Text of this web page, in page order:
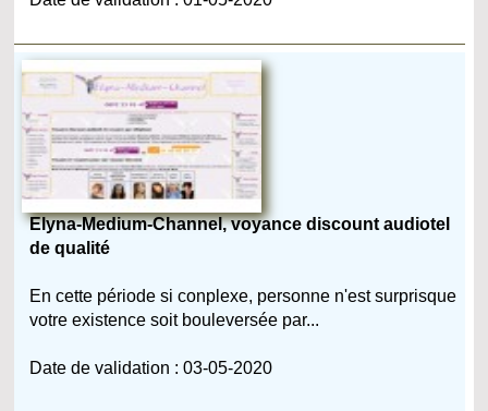
Elyna-Medium-Channel, voyance discount audiotel
de qualité
En cette période si conplexe, personne n'est surprisque
votre existence soit bouleversée par...
Date de validation : 03-05-2020